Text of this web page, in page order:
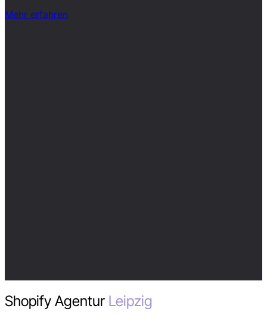
Mehr erfahren
Shopify Agentur Leipzig